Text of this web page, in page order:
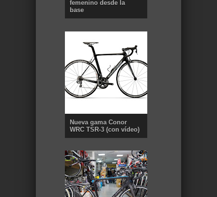
femenino desde la
base
Nueva gama Conor
WRC TSR-3 (con vídeo)